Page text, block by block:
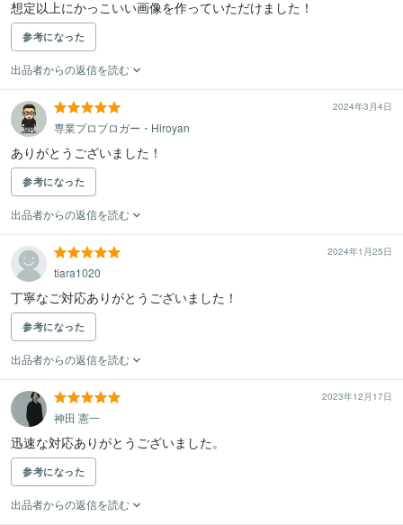
想定以上にかっこいい画像を作っていただけました！
参考になった
出品者からの返信を読む
2024年3月4日
専業プロブロガー・Hiroyan
ありがとうございました！
参考になった
出品者からの返信を読む
2024年1月25日
tiara1020
丁寧なご対応ありがとうございました！
参考になった
出品者からの返信を読む
2023年12月17日
神田 憲一
迅速な対応ありがとうございました。
参考になった
出品者からの返信を読む